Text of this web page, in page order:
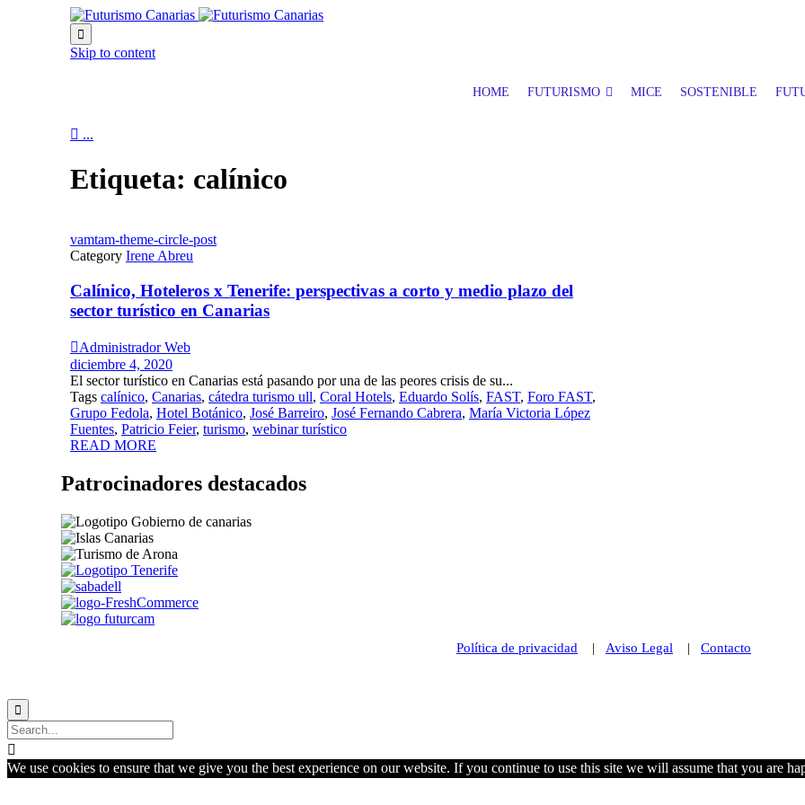

Skip to content
HOME FUTURISMO MICE SOSTENIBLE
 ...
Etiqueta: calínico
vamtam-theme-circle-post
Category Irene Abreu
Calínico, Hoteleros x Tenerife: perspectivas a corto y medio plazo del
sector turístico en Canarias
Administrador Web
diciembre 4, 2020
El sector turístico en Canarias está pasando por una de las peores crisis de su...
Tags calínico, Canarias, cátedra turismo ull, Coral Hotels, Eduardo Solís, FAST, Foro FAST,
Grupo Fedola, Hotel Botánico, José Barreiro, José Fernando Cabrera, María Victoria López
Fuentes, Patricio Feier, turismo, webinar turístico
READ MORE
Patrocinadores destacados
Política de privacidad | Aviso Legal | Contacto


We use cookies to ensure that we give you the best experience on our website. If you continue to use this site we will assume that you are